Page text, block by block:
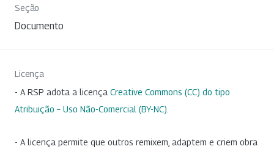
Seção
Documento
Licença
- A RSP adota a licença Creative Commons (CC) do tipo
Atribuição – Uso Não-Comercial (BY-NC)
- A licença permite que outros remixem, adaptem e criem obra